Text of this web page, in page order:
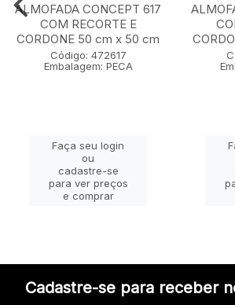
ALMOFADA CONCEPT 617
COM RECORTE E
CORDONE 50 cm x 50 cm
Código: 472617
Embalagem: PECA
Faça seu login
ou
cadastre-se
para ver preços
e comprar
Cadastre-se para receber